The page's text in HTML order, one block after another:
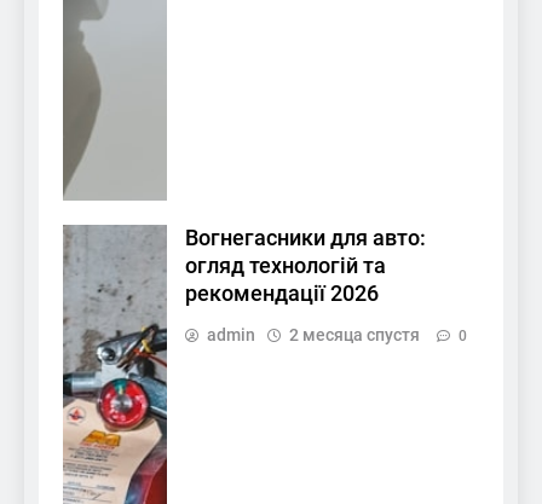
Вогнегасники для авто:
огляд технологій та
рекомендації 2026
admin 2 месяца спустя 0